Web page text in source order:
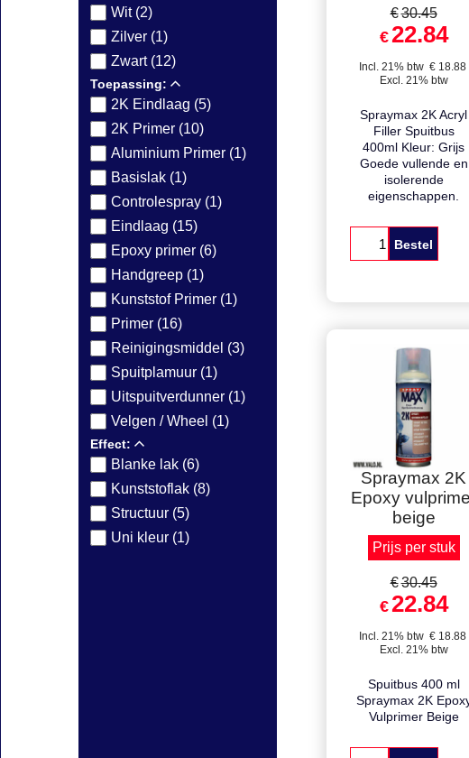
Wit (2)
Zilver (1)
Zwart (12)
Toepassing:
2K Eindlaag (5)
2K Primer (10)
Aluminium Primer (1)
Basislak (1)
Controlespray (1)
Eindlaag (15)
Epoxy primer (6)
Handgreep (1)
Kunststof Primer (1)
Primer (16)
Reinigingsmiddel (3)
Spuitplamuur (1)
Uitspuitverdunner (1)
Velgen / Wheel (1)
Effect:
Blanke lak (6)
Kunststoflak (8)
Structuur (5)
Uni kleur (1)
Korting
€30.45
€ 22.84
Excl. 21% btw
Spraymax 2K Acryl
Filler Spuitbus
400ml Kleur: Grijs
Goede vullende en
eigenschappen.
Staffelkorting !
Spraymax 2K
Epoxy vulprimer
beige
Prijs per stuk
€30.45
Incl. 21% btw € 18.88
Excl. 21% btw
Spuitbus 400 ml